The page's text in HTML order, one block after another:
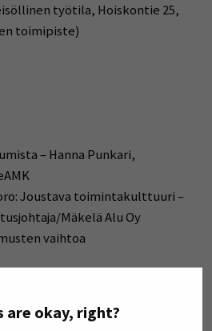
are okay, right?
työtila, Hoiskontie 25,
toimipiste)
– Hanna Punkari,
Joustava toimintakulttuuri –
Mäkelä Alu Oy
vaihtoa
liittyen.